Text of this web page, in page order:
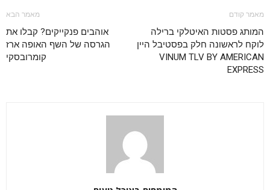
מאמר קודם
המותג פסטות האיטלקי ברילה
לוקח לראשונה חלק בפסטיבל היין
VINUM TLV BY AMERICAN
EXPRESS
מאמר הבא
אוהבים פנקייקים? קבלו את
הגרסה של השף האופה ארז
קומרובסקי